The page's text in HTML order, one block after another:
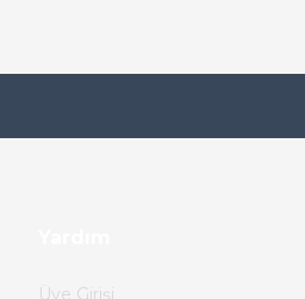
Üye Girişi